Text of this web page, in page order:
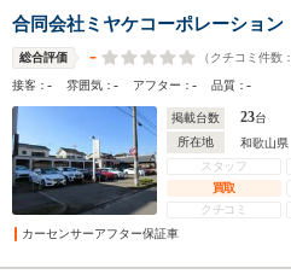
合同会社ミヤケコーポレーション
総合評価 - （クチコミ件数：
接客：- 雰囲気：- アフター：- 品質：-
掲載台数 23台
所在地
和歌山県
スタッフ
買取
クチコミ
カーセンサーアフター保証車